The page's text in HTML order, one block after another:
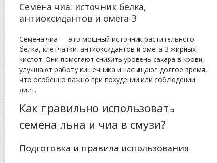
Семена чиа: источник белка,
антиоксидантов и омега-3
Семена чиа — это мощный источник растительного
белка, клетчатки, антиоксидантов и омега-3 жирных
кислот. Они помогают снизить уровень сахара в крови,
улучшают работу кишечника и насыщают долгое время,
что особенно важно при похудении или соблюдении
диет.
Как правильно использовать
семена льна и чиа в смузи?
Подготовка и правила использования